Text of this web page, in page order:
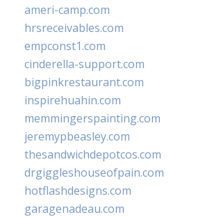
ameri-camp.com
hrsreceivables.com
empconst1.com
cinderella-support.com
bigpinkrestaurant.com
inspirehuahin.com
memmingerspainting.com
jeremypbeasley.com
thesandwichdepotcos.com
drgiggleshouseofpain.com
hotflashdesigns.com
garagenadeau.com